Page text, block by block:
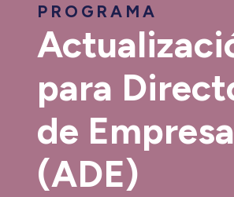
PROGRAMA
para
de
(ADE)